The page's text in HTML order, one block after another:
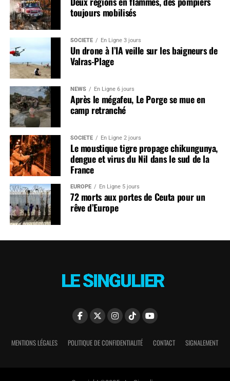
toujours mobilisés
SOCIÉTÉ En Ligne 3 jours
Un drone à l’IA veille sur les baigneurs de
Valras-Plage
NEWS En Ligne 6 jours
Après le mégafeu, Le Porge se mue en
camp retranché
SOCIÉTÉ En Ligne 2 jours
Le moustique tigre propage chikungunya,
dengue et virus du Nil dans le sud de la
France
EUROPE En Ligne 5 jours
72 morts aux portes de Ceuta pour un
rêve d’Europe
MENTIONS LÉGALES POLITIQUE DE CONFIDENTIALITÉ CONTACT SIGNALEMENT